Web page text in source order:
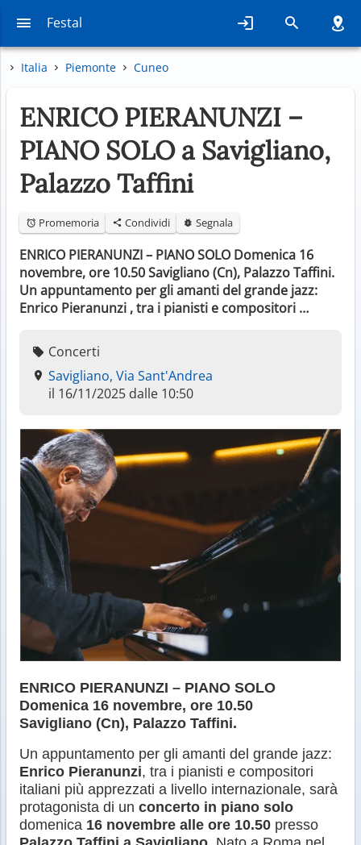
Festal
Italia Piemonte Cuneo
ENRICO PIERANUNZI –
PIANO SOLO a Savigliano,
Palazzo Taffini
Promemoria Condividi Segnala
ENRICO PIERANUNZI – PIANO SOLO Domenica 16
novembre, ore 10.50 Savigliano (Cn), Palazzo Taffini.
Un appuntamento per gli amanti del grande jazz:
Enrico Pieranunzi , tra i pianisti e compositori …
Concerti
Savigliano, Via Sant'Andrea
il 16/11/2025 dalle 10:50
ENRICO PIERANUNZI – PIANO SOLO
Domenica 16 novembre, ore 10.50
Savigliano (Cn), Palazzo Taffini.
Un appuntamento per gli amanti del grande jazz:
Enrico Pieranunzi, tra i pianisti e compositori
italiani più apprezzati a livello internazionale, sarà
protagonista di un concerto in piano solo
domenica 16 novembre alle ore 10.50 presso